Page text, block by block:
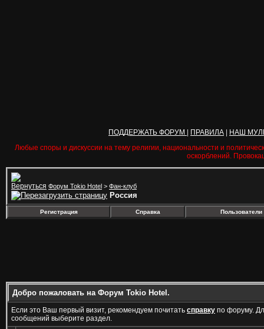
ПОДДЕРЖАТЬ ФОРУМ ПРАВИЛА
НАШ
Любые споры и дискуссии на тему религии, национальности и
оскорблений.
Форум Tokio Hotel > Фан-клуб
Россия
Регистрация Справка Пользователи
Добро пожаловать на Форум Tokio Hotel.
Если это Ваш первый визит, рекомендуем почитать справку по форуму.
сообщений выберите раздел.